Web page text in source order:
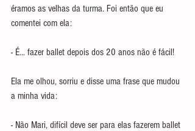
éramos as velhas da turma. Foi então que eu
comentei com ela:
- É... fazer ballet depois dos 20 anos não é fácil!
Ela me olhou, sorriu e disse uma frase que mudou
a minha vida:
- Não Mari, difícil deve ser para elas fazerem ballet